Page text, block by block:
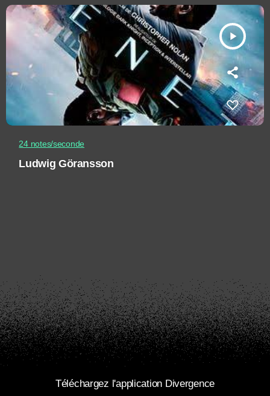
play_arrow
24 notes/seconde
Ludwig Göransson
Téléchargez l'application Divergence